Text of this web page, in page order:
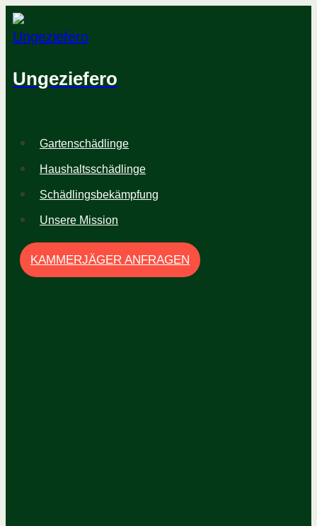
Zum
Inhalt
springen
Ungeziefero
Gartenschädlinge
Haushaltsschädlinge
Schädlingsbekämpfung
Unsere Mission
KAMMERJÄGER ANFRAGEN